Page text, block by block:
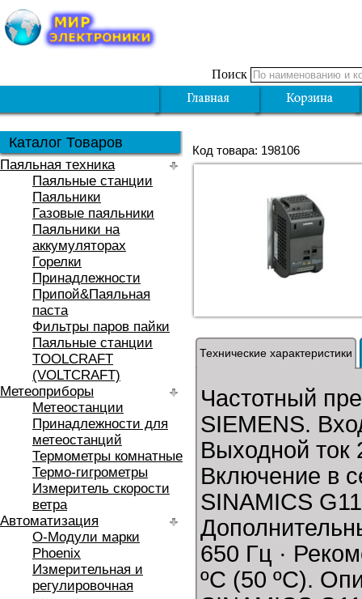
Поиск
Каталог Товаров
Паяльная техника
Паяльные станции
Паяльники
Газовые паяльники
Паяльники на
аккумуляторах
Горелки
Принадлежности
Припой&Паяльная
паста
Фильтры паров пайки
Паяльные станции
TOOLCRAFT
(VOLTCRAFT)
Метеоприборы
Метеостанции
Принадлежности для
метеостанций
Термометры комнатные
Термо-гигрометры
Измеритель скорости
ветра
Автоматизация
O-Модули марки
Phoenix
Измерительная и
регулировочная
Код товара: 198106
Технические характеристики
Частотный
SIEMENS.
Выходной ток
Включение в
SINAMICS
650 Гц ·
ºC (50 ºC).